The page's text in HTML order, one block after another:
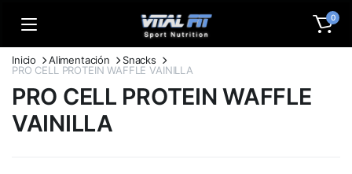
0
Inicio Alimentación
Snacks
PRO CELL PROTEIN WAFFLE VAINILLA
PRO CELL PROTEIN WAFFLE
VAINILLA